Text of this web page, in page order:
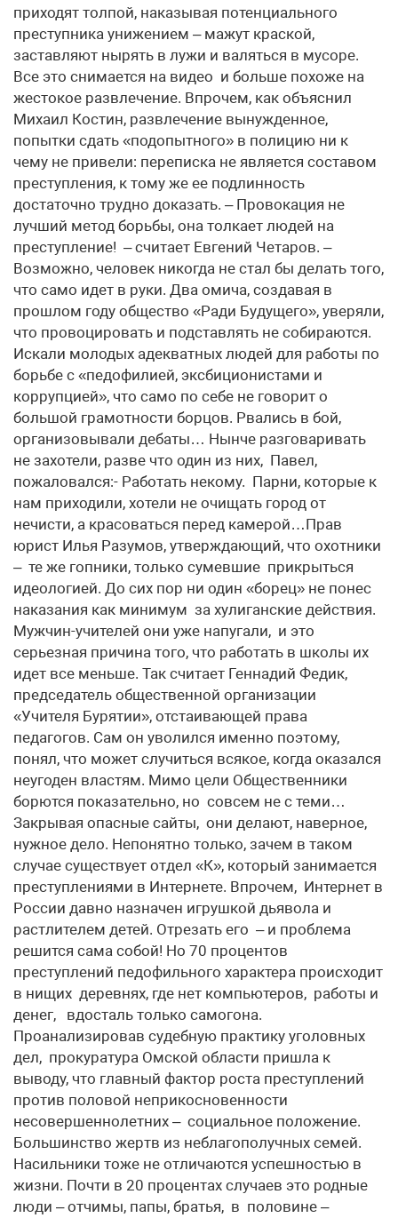
приходят толпой, наказывая потенциального
преступника унижением – мажут краской,
заставляют нырять в лужи и валяться в мусоре.
Все это снимается на видео и больше похоже на
жестокое развлечение. Впрочем, как объяснил
Михаил Костин, развлечение вынужденное,
попытки сдать «подопытного» в полицию ни к
чему не привели: переписка не является составом
преступления, к тому же ее подлинность
достаточно трудно доказать. – Провокация не
лучший метод борьбы, она толкает людей на
преступление! – считает Евгений Четаров. –
Возможно, человек никогда не стал бы делать того,
что само идет в руки. Два омича, создавая в
прошлом году общество «Ради Будущего», уверяли,
что провоцировать и подставлять не собираются.
Искали молодых адекватных людей для работы по
борьбе с «педофилией, эксбиционистами и
коррупцией», что само по себе не говорит о
большой грамотности борцов. Рвались в бой,
организовывали дебаты… Нынче разговаривать
не захотели, разве что один из них, Павел,
пожаловался:- Работать некому. Парни, которые к
нам приходили, хотели не очищать город от
нечисти, а красоваться перед камерой…Прав
юрист Илья Разумов, утверждающий, что охотники
– те же гопники, только сумевшие прикрыться
идеологией. До сих пор ни один «борец» не понес
наказания как минимум за хулиганские действия.
Мужчин-учителей они уже напугали, и это
серьезная причина того, что работать в школы их
идет все меньше. Так считает Геннадий Федик,
председатель общественной организации
«Учителя Бурятии», отстаивающей права
педагогов. Сам он уволился именно поэтому,
понял, что может случиться всякое, когда оказался
неугоден властям. Мимо цели Общественники
борются показательно, но совсем не с теми…
Закрывая опасные сайты, они делают, наверное,
нужное дело. Непонятно только, зачем в таком
случае существует отдел «К», который занимается
преступлениями в Интернете. Впрочем, Интернет в
России давно назначен игрушкой дьявола и
растлителем детей. Отрезать его – и проблема
решится сама собой! Но 70 процентов
преступлений педофильного характера происходит
в нищих деревнях, где нет компьютеров, работы и
денег, вдосталь только самогона.
Проанализировав судебную практику уголовных
дел, прокуратура Омской области пришла к
выводу, что главный фактор роста преступлений
против половой неприкосновенности
несовершеннолетних – социальное положение.
Большинство жертв из неблагополучных семей.
Насильники тоже не отличаются успешностью в
жизни. Почти в 20 процентах случаев это родные
люди – отчимы, папы, братья, в половине –